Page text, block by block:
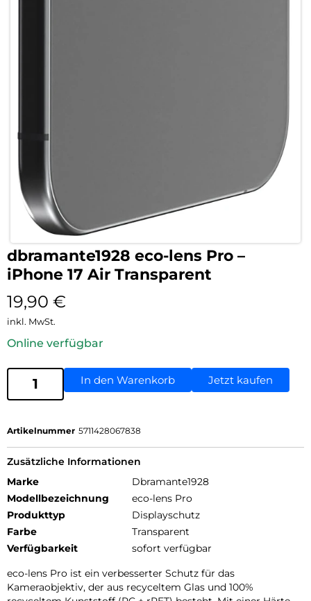
dbramante1928 eco-lens Pro –
iPhone 17 Air Transparent
19,90 €
inkl. MwSt.
Online verfügbar
In den Warenkorb Jetzt kaufen
Artikelnummer 5711428067838
Zusätzliche Informationen
Marke
Dbramante1928
Modellbezeichnung
eco-lens Pro
Produkttyp
Displayschutz
Farbe
Transparent
Verfügbarkeit
sofort verfügbar
eco-lens Pro ist ein verbesserter Schutz für das
Kameraobjektiv, der aus recyceltem Glas und 100%